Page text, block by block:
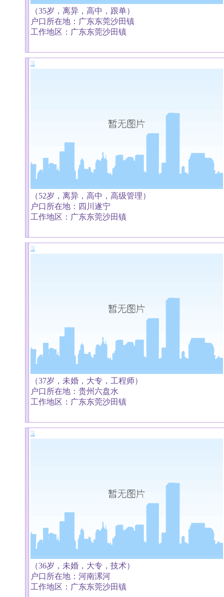
（35岁，离异，高中，跟单）
户口所在地：广东东莞沙田镇
工作地区：广东东莞沙田镇
（52岁，离异，高中，高级管理）
户口所在地：四川遂宁
工作地区：广东东莞沙田镇
（37岁，未婚，大专，工程师）
户口所在地：贵州六盘水
工作地区：广东东莞沙田镇
（36岁，未婚，大专，技术）
户口所在地：河南漯河
工作地区：广东东莞沙田镇